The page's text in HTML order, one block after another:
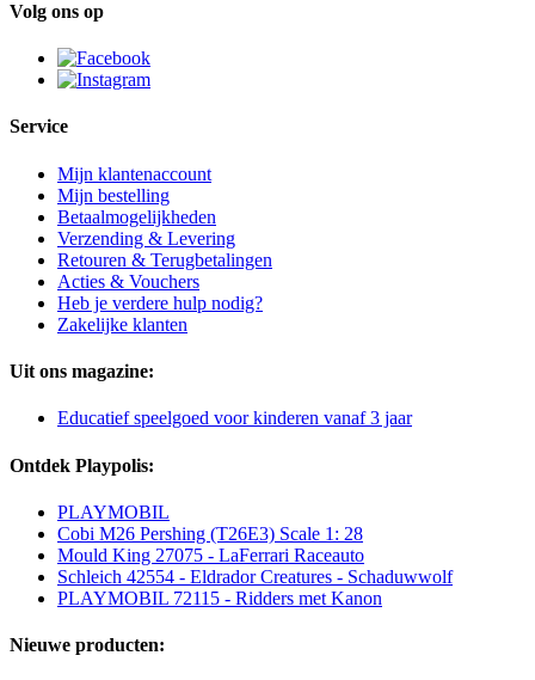
Volg ons op
Service
Mijn klantenaccount
Mijn bestelling
Betaalmogelijkheden
Verzending & Levering
Retouren & Terugbetalingen
Acties & Vouchers
Heb je verdere hulp nodig?
Zakelijke klanten
Uit ons magazine:
Educatief speelgoed voor kinderen vanaf 3 jaar
Ontdek Playpolis:
PLAYMOBIL
Cobi M26 Pershing (T26E3) Scale 1: 28
Mould King 27075 - LaFerrari Raceauto
Schleich 42554 - Eldrador Creatures - Schaduwwolf
PLAYMOBIL 72115 - Ridders met Kanon
Nieuwe producten: